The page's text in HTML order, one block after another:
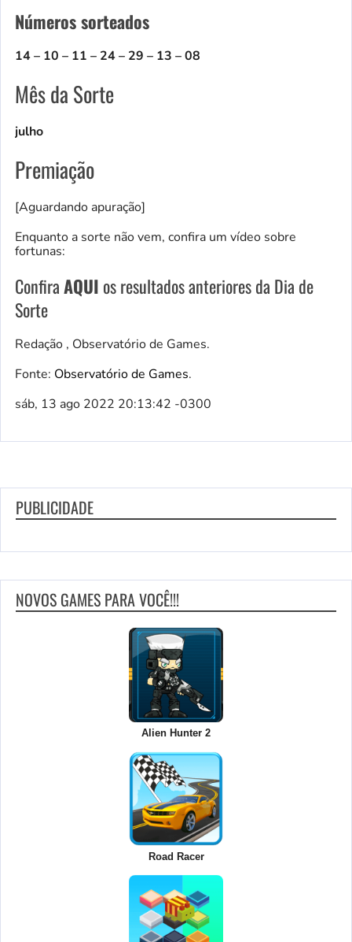
Números sorteados
14 – 10 – 11 – 24 – 29 – 13 – 08
Mês da Sorte
julho
Premiação
[Aguardando apuração]
Enquanto a sorte não vem, confira um vídeo sobre
fortunas:
ConfiraAQUI os resultados anteriores da Dia de
Sorte
Redação , Observatório de Games.
Fonte: Observatório de Games.
sáb, 13 ago 2022 20:13:42 -0300
PUBLICIDADE
NOVOS GAMES PARA VOCÊ!!!
Alien Hunter 2
Road Racer